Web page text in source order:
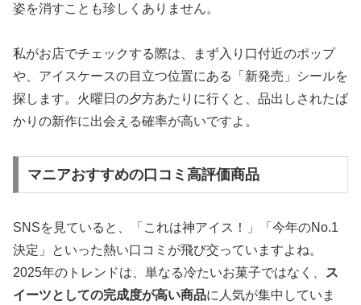
姿を消すことも珍しくありません。
私がお店でチェックする際は、まず入り口付近のポップ
や、アイスケースの目立つ位置にある「新発売」シールを
探します。火曜日の夕方あたりに行くと、品出しされたば
かりの新作に出会える確率が高いですよ。
マニアおすすめの口コミ高評価商品
SNSを見ていると、「これは神アイス！」「今年のNo.1
決定」といった熱い口コミが飛び交っていますよね。
2025年のトレンドは、単なる冷たいお菓子ではなく、
ス
イーツとしての完成度が高い商品に人気が集中していま